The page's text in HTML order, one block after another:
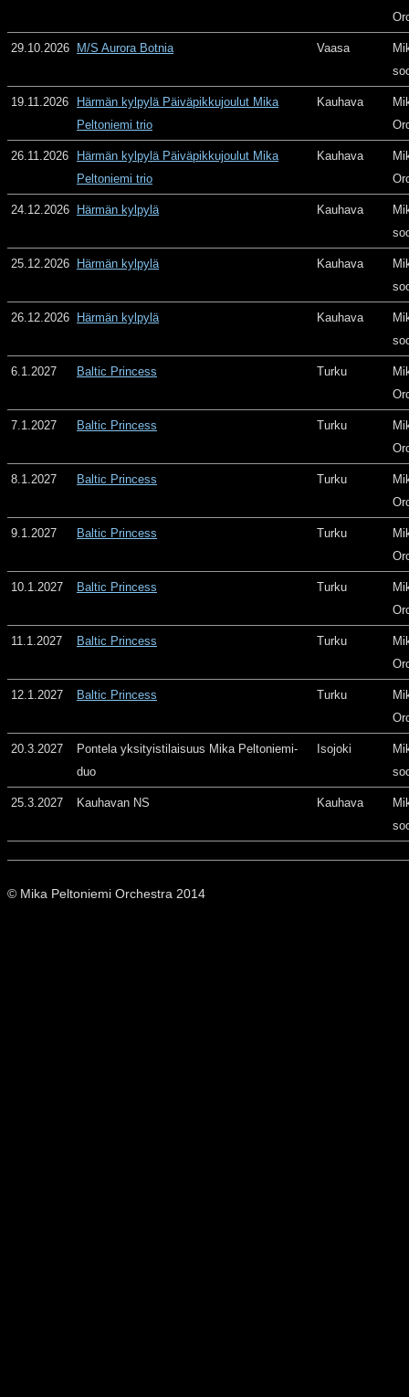
29.10.2026 M/S Aurora Botnia Vaasa
19.11.2026
Härmän kylpylä Päiväpikkujoulut Mika
Peltoniemi trio
Kauhava
26.11.2026
Härmän kylpylä Päiväpikkujoulut Mika
Peltoniemi trio
Kauhava
24.12.2026 Härmän kylpylä Kauhava
25.12.2026 Härmän kylpylä Kauhava
26.12.2026 Härmän kylpylä Kauhava
6.1.2027 Baltic Princess Turku
7.1.2027 Baltic Princess Turku
8.1.2027 Baltic Princess Turku
9.1.2027 Baltic Princess Turku
10.1.2027 Baltic Princess Turku
11.1.2027 Baltic Princess Turku
12.1.2027 Baltic Princess Turku
20.3.2027
Pontela yksityistilaisuus Mika Peltoniemi-
duo
Isojoki
25.3.2027 Kauhavan NS Kauhava
© Mika Peltoniemi Orchestra 2014